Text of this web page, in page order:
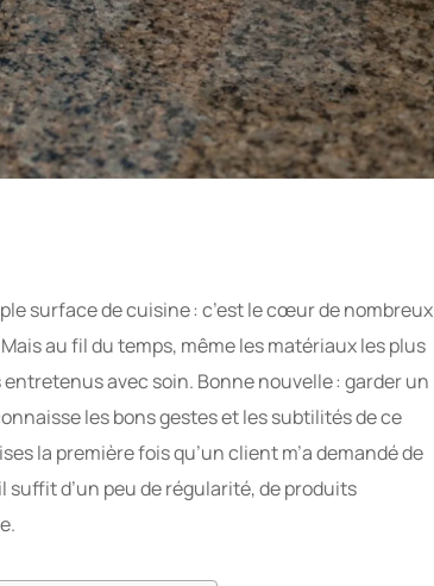
surface de cuisine : c’est le cœur de nombreux
au fil du temps, même les matériaux les plus
avec soin. Bonne nouvelle : garder un
les bons gestes et les subtilités de ce
la première fois qu’un client m’a demandé de
suffit d’un peu de régularité, de produits